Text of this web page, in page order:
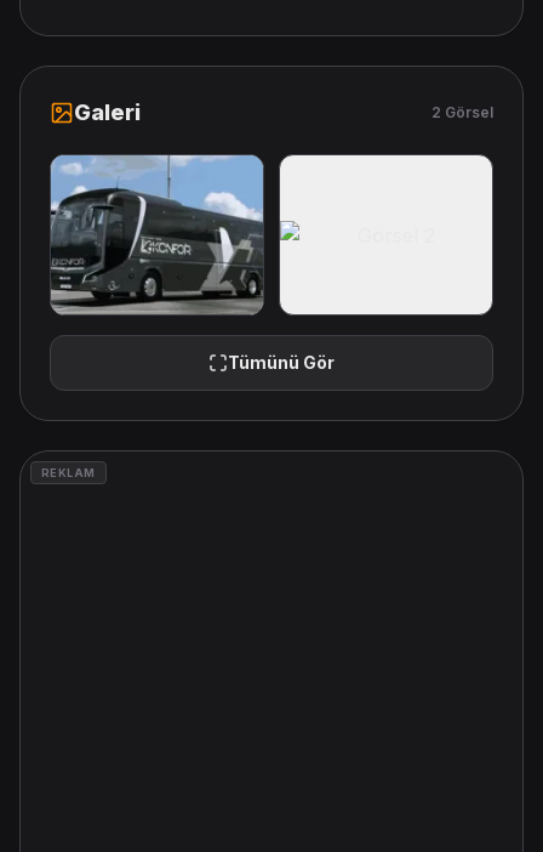
Galeri 2 Görsel
Tümünü Gör
REKLAM